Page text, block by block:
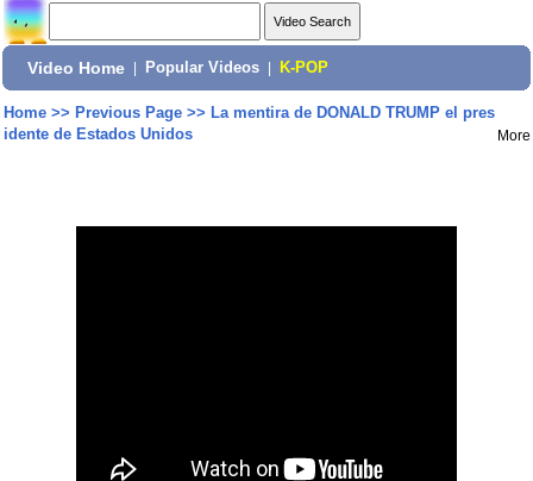
Video Home Popular Videos K-POP
Home>> Previous Page>> La mentira de DONALD TRUMP el pres
idente de Estados Unidos
More